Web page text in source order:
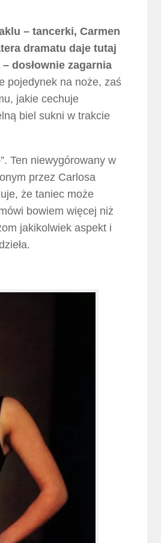
– tancerki, Carmen
dramatu daje tutaj
dosłownie zagarnia
pojedynek na noże, zaś
jakie cechuje
biel sukni w trakcie
Ten niewygórowany w
przez Carlosa
że taniec może
bowiem więcej niż
jakikolwiek aspekt i